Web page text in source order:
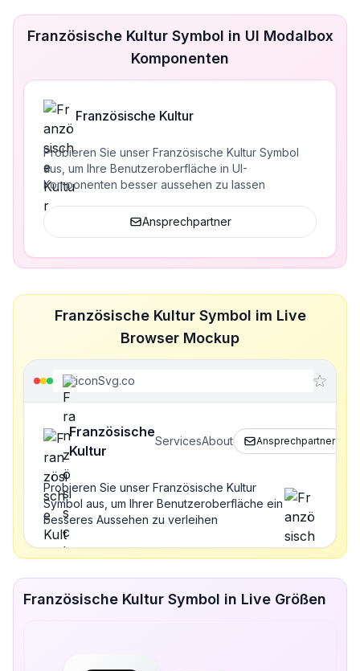
Französische Kultur Symbol in UI Modalbox
Komponenten
Französische Kultur
Probieren Sie unser Französische Kultur Symbol
aus, um Ihre Benutzeroberfläche in UI-
Komponenten besser aussehen zu lassen
Ansprechpartner
Französische Kultur Symbol im Live
Browser Mockup
iconSvg.co
Französische
Kultur
ServicesAbout Ansprechpartner
Probieren Sie unser Französische Kultur
Symbol aus, um Ihrer Benutzeroberfläche ein
besseres Aussehen zu verleihen
Französische Kultur Symbol in Live Größen